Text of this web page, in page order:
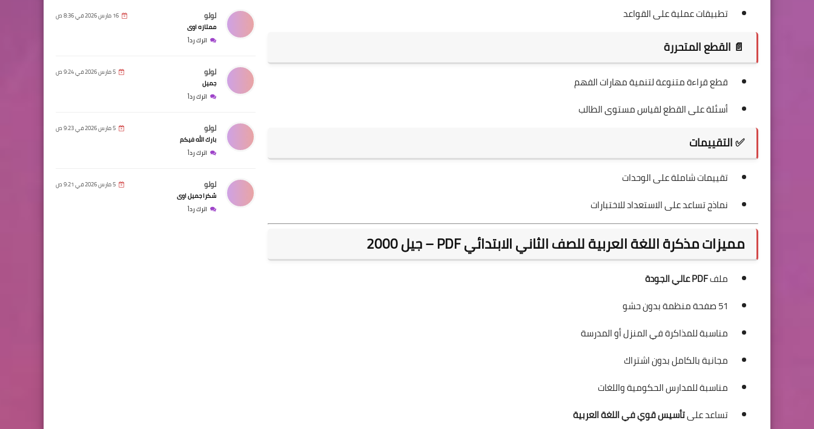
تطبيقات عملية على القواعد
📄 القطع المتحررة
قطع قراءة متنوعة لتنمية مهارات الفهم
أسئلة على القطع لقياس مستوى الطالب
✅ التقييمات
تقييمات شاملة على الوحدات
نماذج تساعد على الاستعداد للاختبارات
مميزات مذكرة اللغة العربية للصف الثاني الابتدائي PDF – جيل 2000
ملفPDF عالي الجودة
51 صفحة منظمة بدون حشو
مناسبة للمذاكرة في المنزل أو المدرسة
مجانية بالكامل بدون اشتراك
مناسبة للمدارس الحكومية واللغات
تساعد علىتأسيس قوي في اللغة العربية
لولو 16 مارس 2026 في 8:36 ص
ممتازه اوى
اترك رداً
لولو 5 مارس 2026 في 9:24 ص
جميل
اترك رداً
لولو 5 مارس 2026 في 9:23 ص
بارك الله فيكم
اترك رداً
لولو 5 مارس 2026 في 9:21 ص
شكرا جميل اوى
اترك رداً